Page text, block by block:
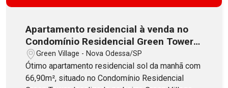
Apartamento residencial à venda no
Condomínio Residencial Green Tower
em Nova Odessa
Green Village - Nova Odessa/SP
Ótimo apartamento residencial sol da manhã com
66,90m², situado no Condomínio Residencial